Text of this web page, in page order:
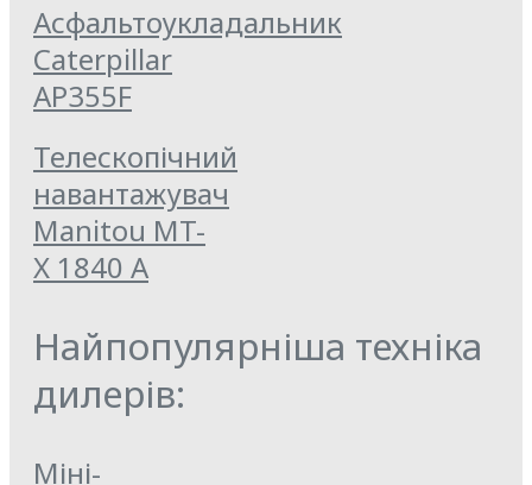
Асфальтоукладальник
Caterpillar
AP355F
Телескопічний
навантажувач
Manitou MT-
X 1840 A
Найпопулярніша техніка
дилерів:
Міні-